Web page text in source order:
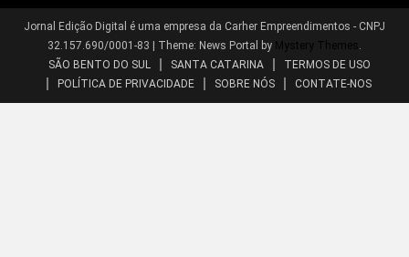
Jornal Edição Digital é uma empresa da Carher Empreendimentos - CNPJ
32.157.690/0001-83 | Theme: News Portal by Mystery Themes .
SÃO BENTO DO SUL
SANTA CATARINA
TERMOS DE USO
POLÍTICA DE PRIVACIDADE
SOBRE NÓS CONTATE-NOS